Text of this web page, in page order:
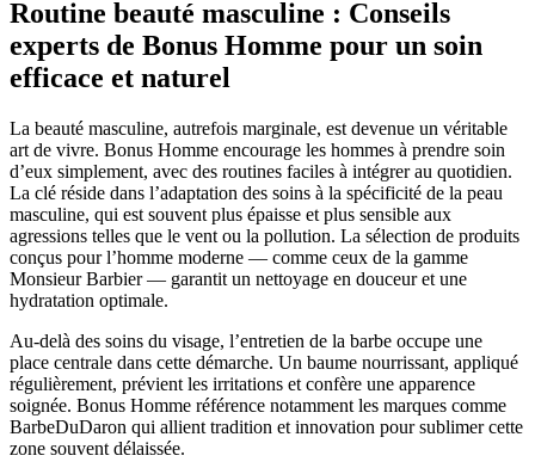
Routine beauté masculine : Conseils
experts de Bonus Homme pour un soin
efficace et naturel
La beauté masculine, autrefois marginale, est devenue un véritable
art de vivre. Bonus Homme encourage les hommes à prendre soin
d’eux simplement, avec des routines faciles à intégrer au quotidien.
La clé réside dans l’adaptation des soins à la spécificité de la peau
masculine, qui est souvent plus épaisse et plus sensible aux
agressions telles que le vent ou la pollution. La sélection de produits
conçus pour l’homme moderne — comme ceux de la gamme
Monsieur Barbier — garantit un nettoyage en douceur et une
hydratation optimale.
Au-delà des soins du visage, l’entretien de la barbe occupe une
place centrale dans cette démarche. Un baume nourrissant, appliqué
régulièrement, prévient les irritations et confère une apparence
soignée. Bonus Homme référence notamment les marques comme
BarbeDuDaron qui allient tradition et innovation pour sublimer cette
zone souvent délaissée.